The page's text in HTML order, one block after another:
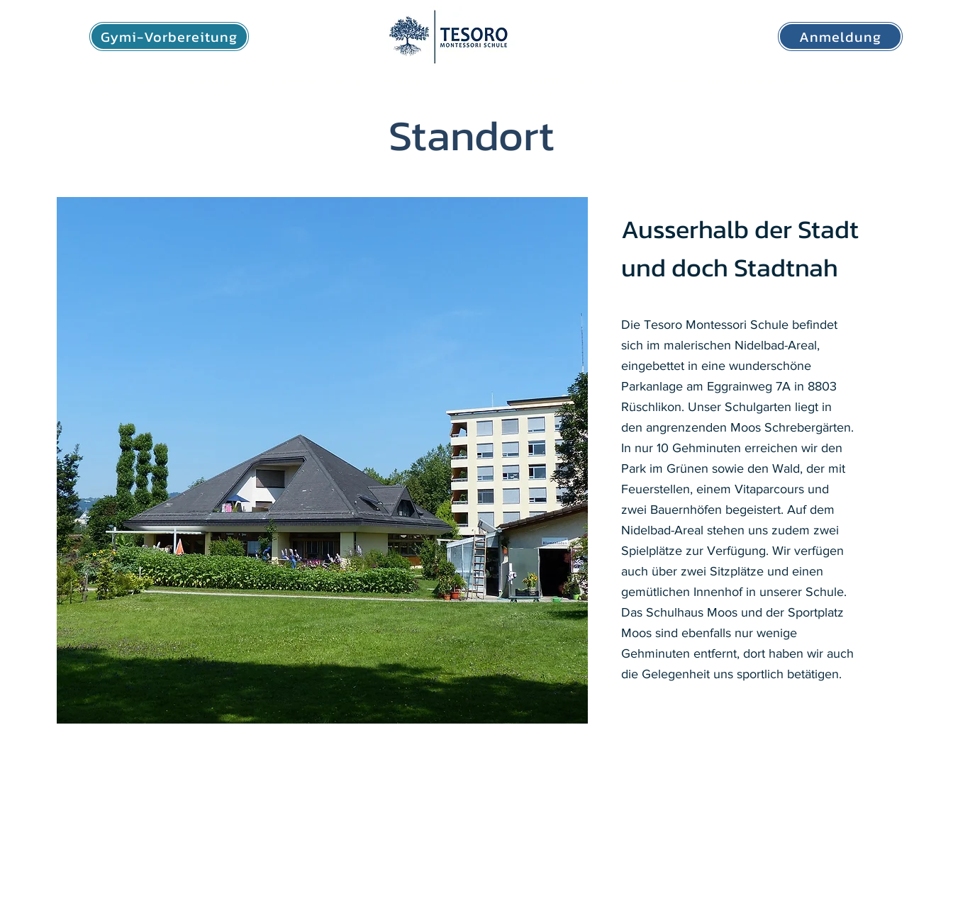
Gymi-Vorbereitung Anmeldung
Standort
Ausserhalb der Stadt
und doch Stadtnah
Die Tesoro Montessori Schule befindet
sich im malerischen Nidelbad-Areal,
eingebettet in eine wunderschöne
Parkanlage am Eggrainweg 7A in 8803
Rüschlikon. Unser Schulgarten liegt in
den angrenzenden Moos Schrebergärten.
In nur 10 Gehminuten erreichen wir den
Park im Grünen sowie den Wald, der mit
Feuerstellen, einem Vitaparcours und
zwei Bauernhöfen begeistert. Auf dem
Nidelbad-Areal stehen uns zudem zwei
Spielplätze zur Verfügung. Wir verfügen
auch über zwei Sitzplätze und einen
gemütlichen Innenhof in unserer Schule.
Das Schulhaus Moos und der Sportplatz
Moos sind ebenfalls nur wenige
Gehminuten entfernt, dort haben wir auch
die Gelegenheit uns sportlich betätigen.